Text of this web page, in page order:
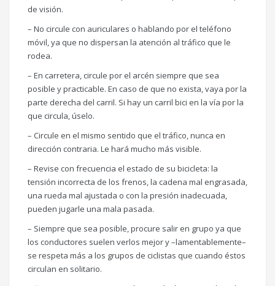
de visión.
– No circule con auriculares o hablando por el teléfono
móvil, ya que no dispersan la atención al tráfico que le
rodea.
– En carretera, circule por el arcén siempre que sea
posible y practicable. En caso de que no exista, vaya por la
parte derecha del carril. Si hay un carril bici en la vía por la
que circula, úselo.
– Circule en el mismo sentido que el tráfico, nunca en
dirección contraria. Le hará mucho más visible.
– Revise con frecuencia el estado de su bicicleta: la
tensión incorrecta de los frenos, la cadena mal engrasada,
una rueda mal ajustada o con la presión inadecuada,
pueden jugarle una mala pasada.
– Siempre que sea posible, procure salir en grupo ya que
los conductores suelen verlos mejor y –lamentablemente–
se respeta más a los grupos de ciclistas que cuando éstos
circulan en solitario.